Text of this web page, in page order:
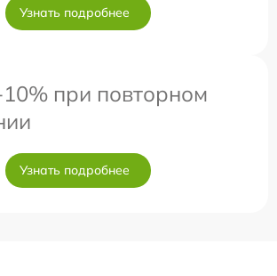
Узнать подробнее
при повторном
Узнать подробнее